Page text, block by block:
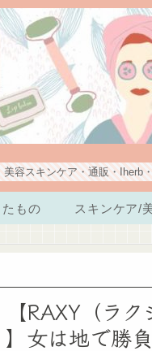
美容スキンケア・通販・
もの スキンケア/
RAXY（ラ
女は地で勝